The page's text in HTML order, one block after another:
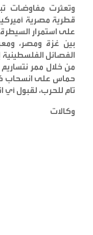
وتعثرت مفاوضات
قطرية مصرية
على استمرار
بين غزة ومصر،
الفصائل
من خلال ممر
حماس على انسحاب
تام للحرب، لقبول أي
وكالات